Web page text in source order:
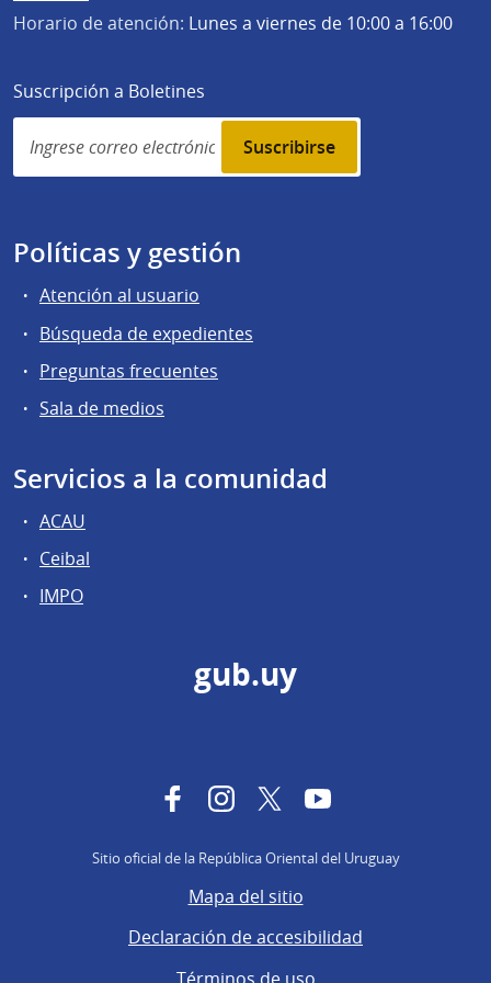
Horario de atención: Lunes a viernes de 10:00 a 16:00
Suscripción a Boletines
Simplenews
subscription
Políticas y gestión
Atención al usuario
Búsqueda de expedientes
Preguntas frecuentes
Sala de medios
Servicios a la comunidad
ACAU
Ceibal
IMPO
gub.uy
FacebookInstagram
TwitterYouTube
Sitio oficial de la República Oriental del Uruguay
Mapa del sitio
Declaración de accesibilidad
Términos de uso